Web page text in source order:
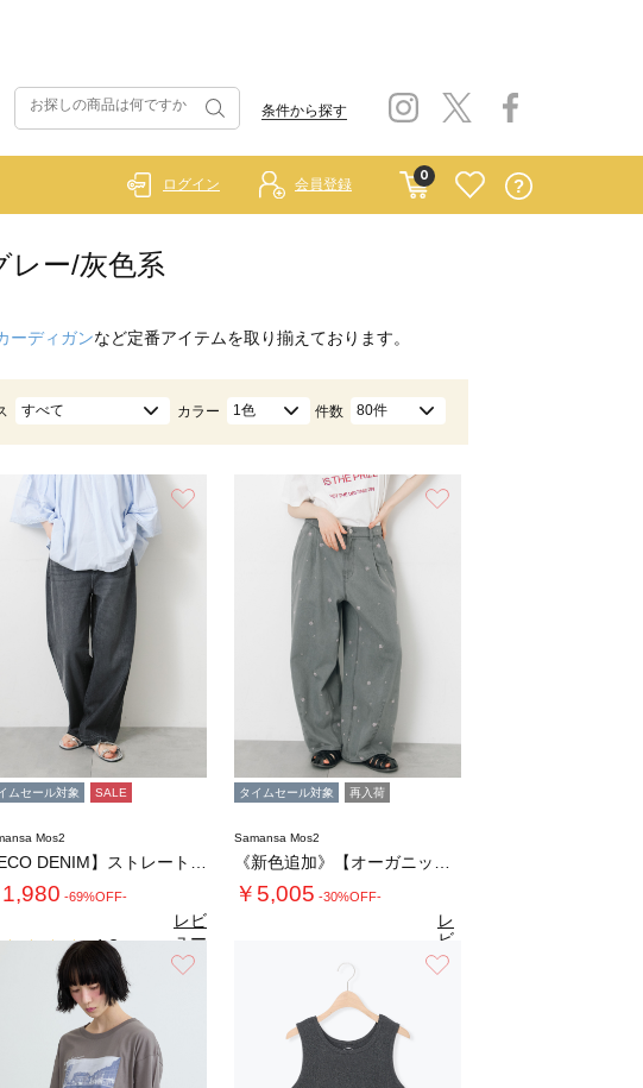
条件から探す
0
ログイン 会員登録
レー/灰色系
ーディガンなど定番アイテムを取り揃えております。
すべて カラー 1色 件数 80件
ムセール対象 SALE
Mos2
1,980 -69%OFF-
4.8（4）
レビ
ュー
を見
る
タイムセール対象 再入荷
Samansa Mos2
￥5,005 -30%OFF-
4.5
レ
ビ
ュ
ー